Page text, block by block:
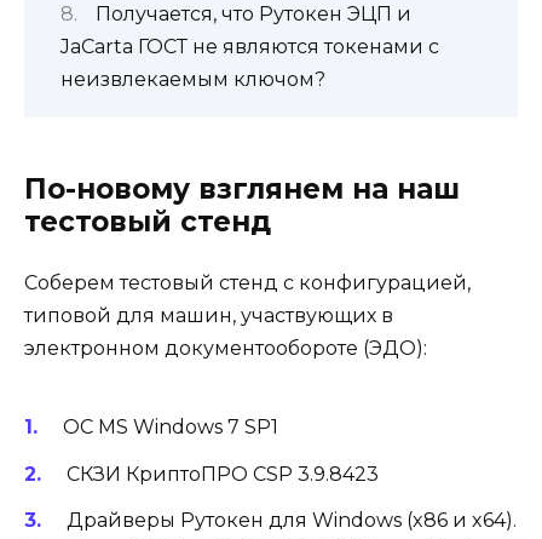
Получается, что Рутокен ЭЦП и
JaCarta ГОСТ не являются токенами с
неизвлекаемым ключом?
По-новому взглянем на наш
тестовый стенд
Соберем тестовый стенд с конфигурацией,
типовой для машин, участвующих в
электронном документообороте (ЭДО):
ОС MS Windows 7 SP1
СКЗИ КриптоПРО CSP 3.9.8423
Драйверы Рутокен для Windows (x86 и x64).